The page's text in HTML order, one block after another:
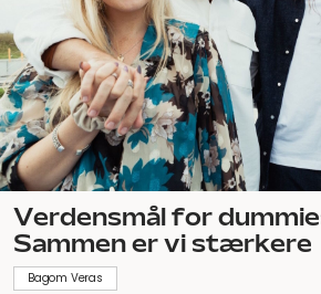
Verdensmål for
Sammen er vi stærkere
Bagom Veras